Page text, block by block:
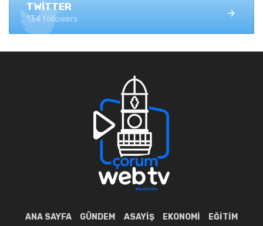
TWITTER
134 followers
ANA SAYFA GÜNDEM ASAYIŞ EKONOMI EĞITIM